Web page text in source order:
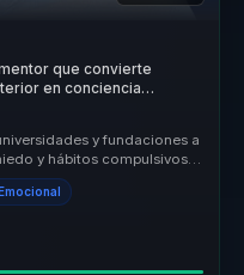
que convierte
en conciencia
y fundaciones a
y hábitos compulsivos